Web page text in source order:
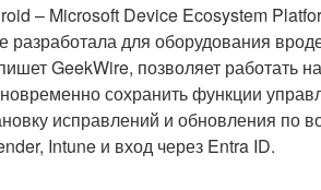
– Microsoft Device Ecosystem
разработала для оборудования
GeekWire, позволяет работать
сохранить функции
исправлений и обновления по
Intune и вход через Entra ID.